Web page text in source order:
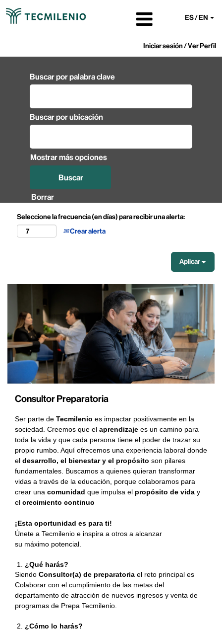
ES / EN
Iniciar sesión / Ver Perfil
Buscar por palabra clave
Buscar por ubicación
Mostrar más opciones
Borrar
Seleccione la frecuencia (en días) para recibir una alerta:
Crear alerta
Aplicar
Consultor Preparatoria
Ser parte de Tecmilenio es impactar positivamente en la
sociedad. Creemos que el aprendizaje es un camino para
toda la vida y que cada persona tiene el poder de trazar su
propio rumbo. Aquí ofrecemos una experiencia laboral donde
el desarrollo, el bienestar y el propósito son pilares
fundamentales. Buscamos a quienes quieran transformar
vidas a través de la educación, porque colaboramos para
crear una comunidad que impulsa el propósito de vida y
el crecimiento continuo
¡Esta oportunidad es para ti!
Únete a Tecmilenio e inspira a otros a alcanzar
su máximo potencial.
¿Qué harás?
Siendo Consultor(a) de preparatoria el reto principal es
Colaborar con el cumplimiento de las metas del
departamento de atracción de nuevos ingresos y venta de
programas de Prepa Tecmilenio.
¿Cómo lo harás?